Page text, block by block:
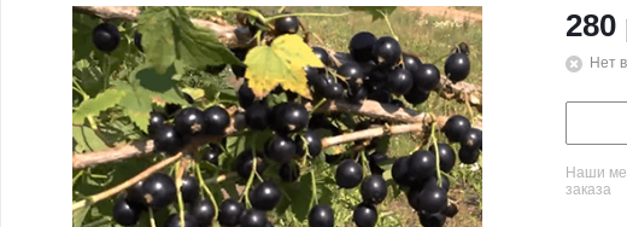
280
Нет
Наши
заказа